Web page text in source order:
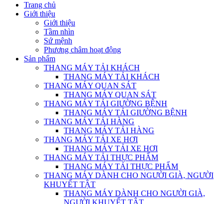
Trang chủ
Giới thiệu
Giới thiệu
Tầm nhìn
Sứ mệnh
Phương châm hoạt động
Sản phẩm
THANG MÁY TẢI KHÁCH
THANG MÁY TẢI KHÁCH
THANG MÁY QUAN SÁT
THANG MÁY QUAN SÁT
THANG MÁY TẢI GIƯỜNG BỆNH
THANG MÁY TẢI GIƯỜNG BỆNH
THANG MÁY TẢI HÀNG
THANG MÁY TẢI HÀNG
THANG MÁY TẢI XE HƠI
THANG MÁY TẢI XE HƠI
THANG MÁY TẢI THỰC PHẨM
THANG MÁY TẢI THỰC PHẨM
THANG MÁY DÀNH CHO NGƯỜI GIÀ, NGƯỜI
KHUYẾT TẬT
THANG MÁY DÀNH CHO NGƯỜI GIÀ,
NGƯỜI KHUYẾT TẬT